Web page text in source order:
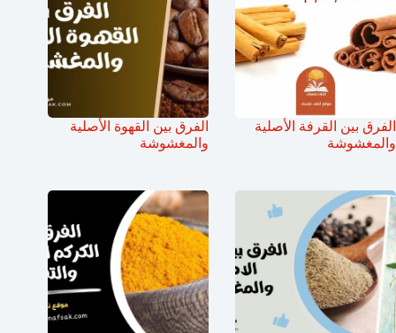
الفرق بين القرفة الأصلية
والمغشوشة
الفرق بين القهوة الأصلية
والمغشوشة